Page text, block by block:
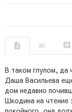
В таком глупом, да
Даша Васильева
дом недавно
Шкодина на чтение